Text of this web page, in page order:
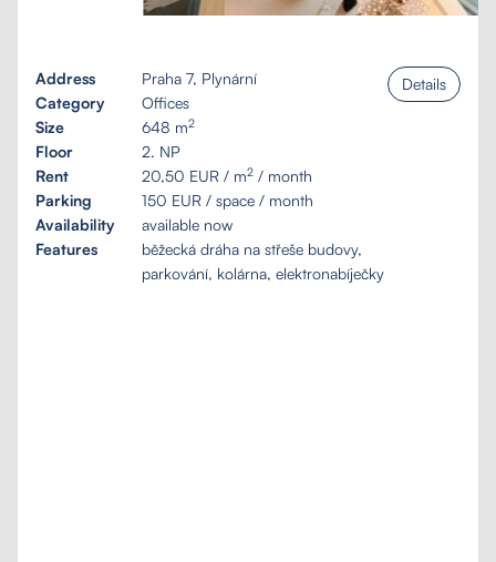
Address
Praha 7, Plynární
Category
Offices
Size
648 m2
Floor
2. NP
Rent
20,50 EUR / m2 / month
Parking
150 EUR / space / month
Availability
available now
Features
běžecká dráha na střeše budovy,
parkování, kolárna, elektronabíječky
Details